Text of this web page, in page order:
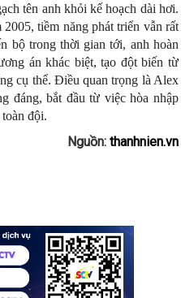
tên anh khỏi kế hoạch dài hơi.
tiềm năng phát triển vẫn rất
bộ trong thời gian tới, anh hoàn
án khác biệt, tạo đột biến từ
cụ thể. Điều quan trọng là Alex
đáng, bắt đầu từ việc hòa nhập
đội.
Nguồn: thanhnien.vn